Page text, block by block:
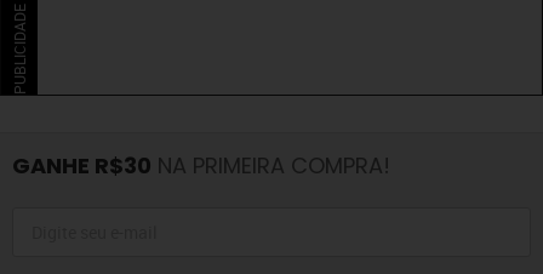
PUBLICIDADE
GANHE R$30 NA PRIMEIRA COMPRA!